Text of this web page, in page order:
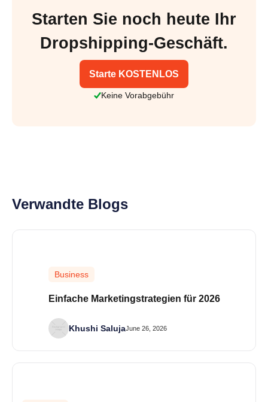
Starten Sie noch heute Ihr
Dropshipping-Geschäft.
Starte KOSTENLOS
Keine Vorabgebühr
Verwandte Blogs
Business
Einfache Marketingstrategien für 2026
Khushi SalujaJune 26, 2026